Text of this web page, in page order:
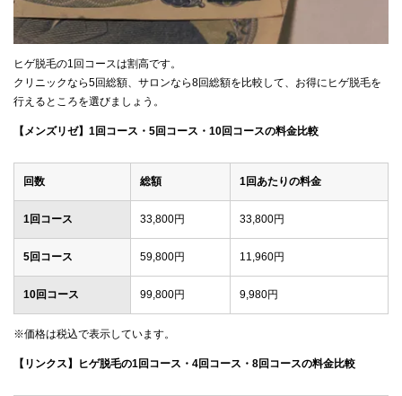
ヒゲ脱毛の1回コースは割高です。
クリニックなら5回総額、サロンなら8回総額を比較して、お得にヒゲ脱毛を
行えるところを選びましょう。
【メンズリゼ】1回コース・5回コース・10回コースの料金比較
回数 総額 1回あたりの料金
1回コース 33,800円 33,800円
5回コース 59,800円 11,960円
10回コース 99,800円 9,980円
※価格は税込で表示しています。
【リンクス】ヒゲ脱毛の1回コース・4回コース・8回コースの料金比較